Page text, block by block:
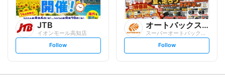
JTB
イオンモール高知店
s
t
Follow
オートバックスグループ
s
t
Follow